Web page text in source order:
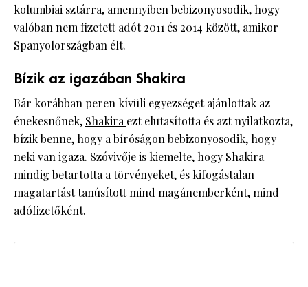
kolumbiai sztárra, amennyiben bebizonyosodik, hogy
valóban nem fizetett adót 2011 és 2014 között, amikor
Spanyolországban élt.
Bízik az igazában Shakira
Bár korábban peren kívüli egyezséget ajánlottak az
énekesnőnek, Shakiraezt elutasította és azt nyilatkozta,
bízik benne, hogy a bíróságon bebizonyosodik, hogy
neki van igaza. Szóvivője is kiemelte, hogy Shakira
mindig betartotta a törvényeket, és kifogástalan
magatartást tanúsított mind magánemberként, mind
adófizetőként.